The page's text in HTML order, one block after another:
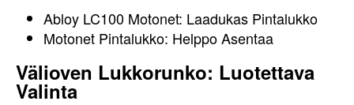
Abloy LC100 Motonet: Laadukas Pintalukko
Motonet Pintalukko: Helppo Asentaa
Välioven Lukkorunko: Luotettava
Valinta